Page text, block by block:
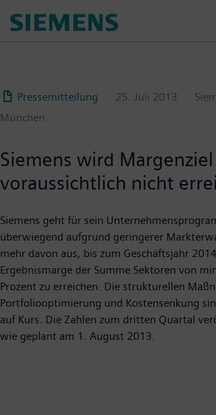
para
Pressemitteilung
25. Juli 2013
München
Siemens wird
voraussichtlich nicht
Siemens geht für sein
überwiegend aufgrund geringerer
mehr davon aus, bis zum Geschäftsjahr
Ergebnismarge der Summe Sektoren von
Prozent zu erreichen. Die strukturellen
Portfoliooptimierung und Kostensenkung
auf Kurs. Die Zahlen zum dritten Quartal
wie geplant am 1. August 2013.